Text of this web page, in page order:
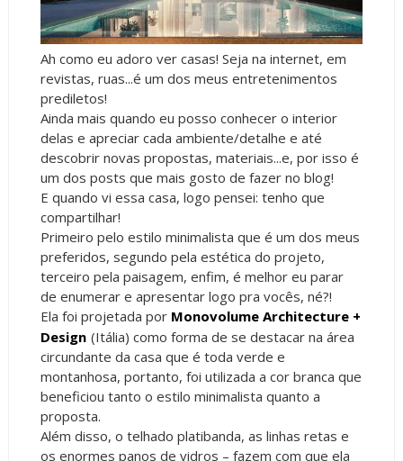
Ah como eu adoro ver casas! Seja na internet, em
revistas, ruas...é um dos meus entretenimentos
prediletos!
Ainda mais quando eu posso conhecer o interior
delas e apreciar cada ambiente/detalhe e até
descobrir novas propostas, materiais...e, por isso é
um dos posts que mais gosto de fazer no blog!
E quando vi essa casa, logo pensei: tenho que
compartilhar!
Primeiro pelo estilo minimalista que é um dos meus
preferidos, segundo pela estética do projeto,
terceiro pela paisagem, enfim, é melhor eu parar
de enumerar e apresentar logo pra vocês, né?!
Ela foi projetada por Monovolume Architecture +
Design (Itália) como forma de se destacar na área
circundante da casa que é toda verde e
montanhosa, portanto, foi utilizada a cor branca que
beneficiou tanto o estilo minimalista quanto a
proposta.
Além disso, o telhado platibanda, as linhas retas e
os enormes panos de vidros – fazem com que ela